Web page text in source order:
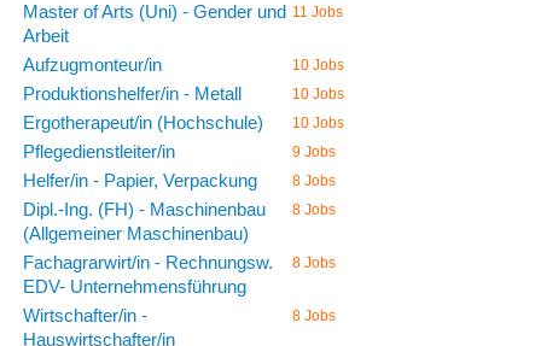
Master of Arts (Uni) - Gender und
Arbeit
11 Jobs
Aufzugmonteur/in 10 Jobs
Produktionshelfer/in - Metall 10 Jobs
Ergotherapeut/in (Hochschule) 10 Jobs
Pflegedienstleiter/in 9 Jobs
Helfer/in - Papier, Verpackung 8 Jobs
Dipl.-Ing. (FH) - Maschinenbau
(Allgemeiner Maschinenbau)
8 Jobs
Fachagrarwirt/in - Rechnungsw.
EDV- Unternehmensführung
8 Jobs
Wirtschafter/in -
Hauswirtschafter/in
8 Jobs